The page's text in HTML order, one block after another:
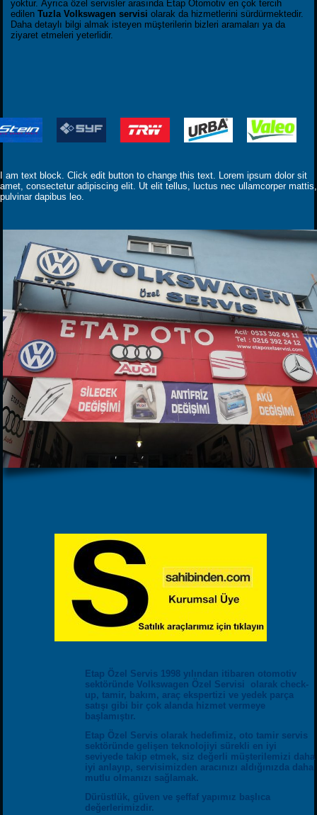
yoktur. Ayrıca özel servisler arasında Etap Otomotiv en çok tercih
edilen Tuzla Volkswagen servisi olarak da hizmetlerini sürdürmektedir.
Daha detaylı bilgi almak isteyen müşterilerin bizleri aramaları ya da
ziyaret etmeleri yeterlidir.
I am text block. Click edit button to change this text. Lorem ipsum dolor sit
amet, consectetur adipiscing elit. Ut elit tellus, luctus nec ullamcorper mattis,
pulvinar dapibus leo.
Etap Özel Servis 1998 yılından itibaren otomotiv
sektöründe Volkswagen Özel Servisi olarak check-
up, tamir, bakım, araç ekspertizi ve yedek parça
satışı gibi bir çok alanda hizmet vermeye
başlamıştır.
Etap Özel Servis olarak hedefimiz, oto tamir servis
sektöründe gelişen teknolojiyi sürekli en iyi
seviyede takip etmek, siz değerli müşterilemizi daha
iyi anlayıp, servisimizden aracınızı aldığınızda daha
mutlu olmanızı sağlamak.
Dürüstlük, güven ve şeffaf yapımız başlıca
değerlerimizdir.